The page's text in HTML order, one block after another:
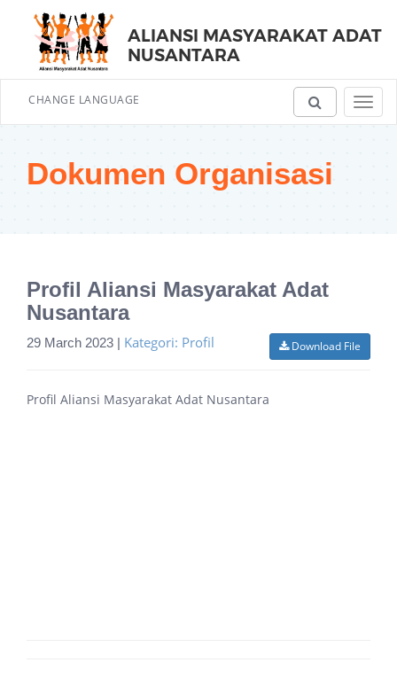
ALIANSI MASYARAKAT ADAT
NUSANTARA
CHANGE LANGUAGE
Dokumen Organisasi
Profil Aliansi Masyarakat Adat
Nusantara
Download File
29 March 2023 | Kategori: Profil
Profil Aliansi Masyarakat Adat Nusantara